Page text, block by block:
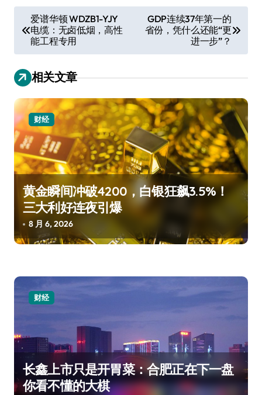
章
导
航
爱谱华顿 WDZB1-YJY
电缆：无卤低烟，高性
能工程专用
GDP连续37年第一的
省份，凭什么还能“更
进一步”？
相关文章
财经
黄金瞬间冲破4200，白银狂飙3.5%！
三大利好连夜引爆
8 月 6, 2026
财经
长鑫上市只是开胃菜：合肥正在下一盘
你看不懂的大棋